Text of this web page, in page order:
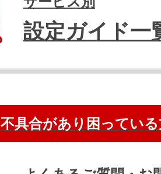
設定ガイド一
不具合があり困っている